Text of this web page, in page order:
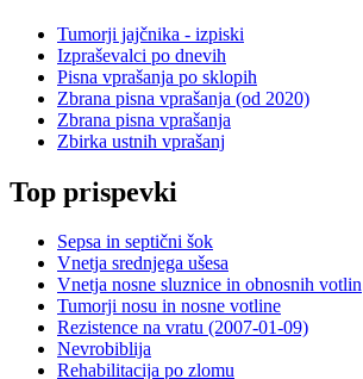
Tumorji jajčnika - izpiski
Izpraševalci po dnevih
Pisna vprašanja po sklopih
Zbrana pisna vprašanja (od 2020)
Zbrana pisna vprašanja
Zbirka ustnih vprašanj
Top prispevki
Sepsa in septični šok
Vnetja srednjega ušesa
Vnetja nosne sluznice in obnosnih votlin
Tumorji nosu in nosne votline
Rezistence na vratu (2007-01-09)
Nevrobiblija
Rehabilitacija po zlomu